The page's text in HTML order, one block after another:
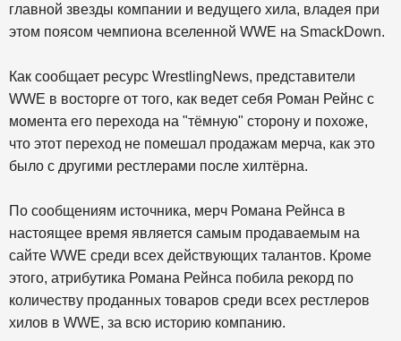
главной звезды компании и ведущего хила, владея при
этом поясом чемпиона вселенной WWE на SmackDown.
Как сообщает ресурс WrestlingNews, представители
WWE в восторге от того, как ведет себя Роман Рейнс с
момента его перехода на "тёмную" сторону и похоже,
что этот переход не помешал продажам мерча, как это
было с другими рестлерами после хилтёрна.
По сообщениям источника, мерч Романа Рейнса в
настоящее время является самым продаваемым на
сайте WWE среди всех действующих талантов. Кроме
этого, атрибутика Романа Рейнса побила рекорд по
количеству проданных товаров среди всех рестлеров
хилов в WWE, за всю историю компанию.